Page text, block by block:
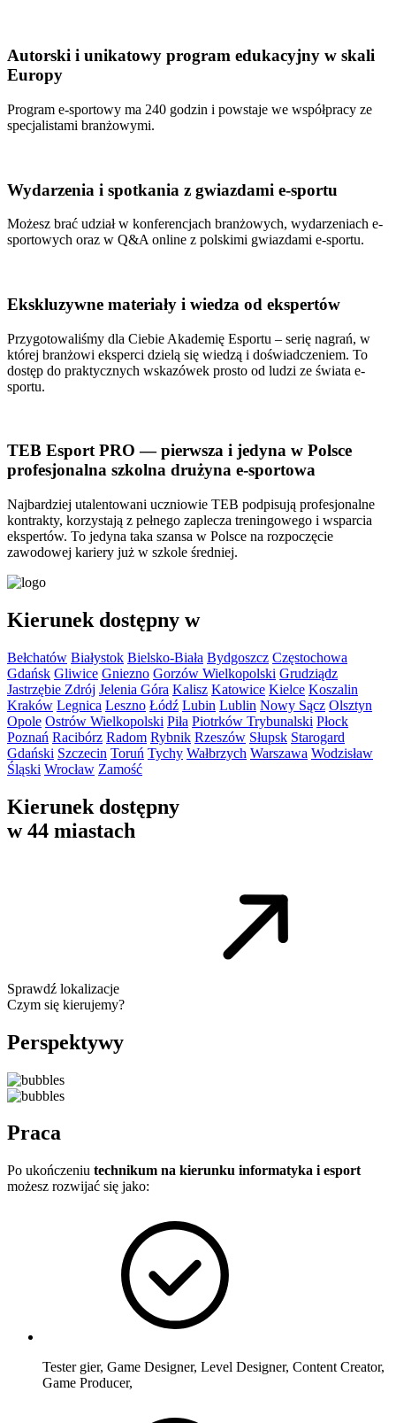
Autorski i unikatowy program edukacyjny w skali
Europy
Program e-sportowy ma 240 godzin i powstaje we współpracy ze
specjalistami branżowymi.
Wydarzenia i spotkania z gwiazdami e-sportu
Możesz brać udział w konferencjach branżowych, wydarzeniach e-
sportowych oraz w Q&A online z polskimi gwiazdami e-sportu.
Ekskluzywne materiały i wiedza od ekspertów
Przygotowaliśmy dla Ciebie Akademię Esportu – serię nagrań, w
której branżowi eksperci dzielą się wiedzą i doświadczeniem. To
dostęp do praktycznych wskazówek prosto od ludzi ze świata e-
sportu.
TEB Esport PRO — pierwsza i jedyna w Polsce
profesjonalna szkolna drużyna e-sportowa
Najbardziej utalentowani uczniowie TEB podpisują profesjonalne
kontrakty, korzystają z pełnego zaplecza treningowego i wsparcia
ekspertów. To jedyna taka szansa w Polsce na rozpoczęcie
zawodowej kariery już w szkole średniej.
Kierunek dostępny w
Bełchatów Białystok Bielsko-Biała Bydgoszcz Częstochowa
Gdańsk Gliwice Gniezno Gorzów Wielkopolski Grudziądz
Jastrzębie Zdrój Jelenia Góra Kalisz Katowice Kielce Koszalin
Kraków Legnica Leszno Łódź Lubin Lublin Nowy Sącz Olsztyn
Opole Ostrów Wielkopolski Piła Piotrków Trybunalski Płock
Poznań Racibórz Radom Rybnik Rzeszów Słupsk Starogard
Gdański Szczecin Toruń Tychy Wałbrzych Warszawa Wodzisław
Śląski Wrocław Zamość
Kierunek dostępny
w 44 miastach
Sprawdź lokalizacje
Czym się kierujemy?
Perspektywy
Praca
Po ukończeniu technikum na kierunku informatyka i esport
możesz rozwijać się jako:
Tester gier, Game Designer, Level Designer, Content Creator,
Game Producer,